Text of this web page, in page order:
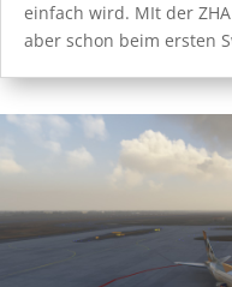
einfach wird. MIt der
aber schon beim ersten